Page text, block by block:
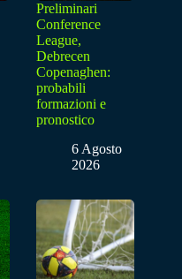
Preliminari
Conference
League,
Debrecen
Copenaghen:
probabili
formazioni e
pronostico
6 Agosto
2026